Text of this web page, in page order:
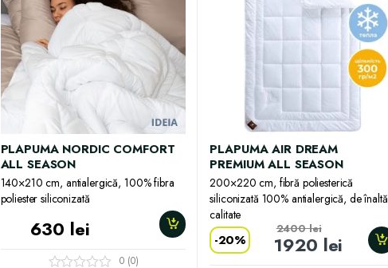
PLAPUMA NORDIC COMFORT
ALL SEASON
140×210 cm, antialergică, 100% fibra
poliester siliconizată
630 lei
0 (0)
PLAPUMA AIR DREAM
PREMIUM ALL SEASON
200×220 cm, fibră poliesterică
siliconizată 100% antialergică, de înaltă
calitate
-20% 1920 lei
2400lei